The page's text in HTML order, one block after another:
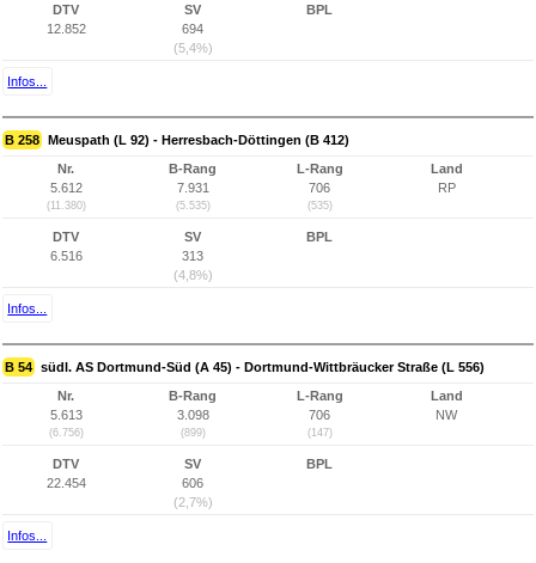
DTV
12.852
SV
694
(5,4%)
BPL
Infos...
B 258 Meuspath (L 92) - Herresbach-Döttingen (B 412)
Nr.
5.612
(11.380)
B-Rang
7.931
(5.535)
L-Rang
706
(535)
Land
RP
DTV
6.516
SV
313
(4,8%)
BPL
Infos...
B 54 südl. AS Dortmund-Süd (A 45) - Dortmund-Wittbräucker Straße (L 556)
Nr.
5.613
(6.756)
B-Rang
3.098
(899)
L-Rang
706
(147)
Land
NW
DTV
22.454
SV
606
(2,7%)
BPL
Infos...